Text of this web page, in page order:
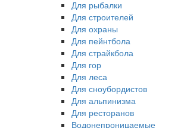
Для рыбалки
Для строителей
Для охраны
Для пейнтбола
Для страйкбола
Для гор
Для леса
Для сноубордистов
Для альпинизма
Для ресторанов
Водонепроницаемые